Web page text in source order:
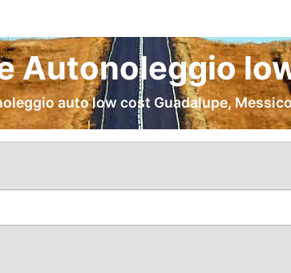
Autonoleggio
auto low cost Guadalupe,